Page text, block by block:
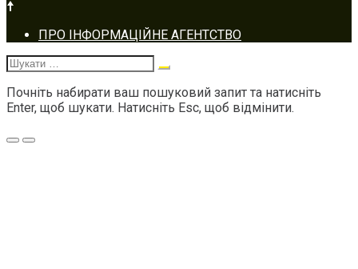
Footer
navigation
ПРО ІНФОРМАЦІЙНЕ АГЕНТСТВО
Шукати:
Почніть набирати ваш пошуковий запит та натисніть
Enter, щоб шукати. Натисніть Esc, щоб відмінити.
Меню